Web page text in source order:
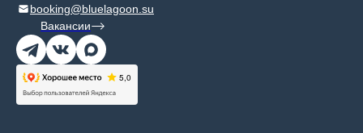
booking@bluelagoon.su
Вакансии